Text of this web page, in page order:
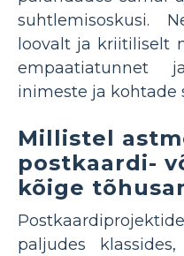
suhtlemisoskusi.
loovalt ja kriitiliselt
empaatiatunnet
inimeste ja kohtade
Millistel
postkaardi-
kõige
paljudes